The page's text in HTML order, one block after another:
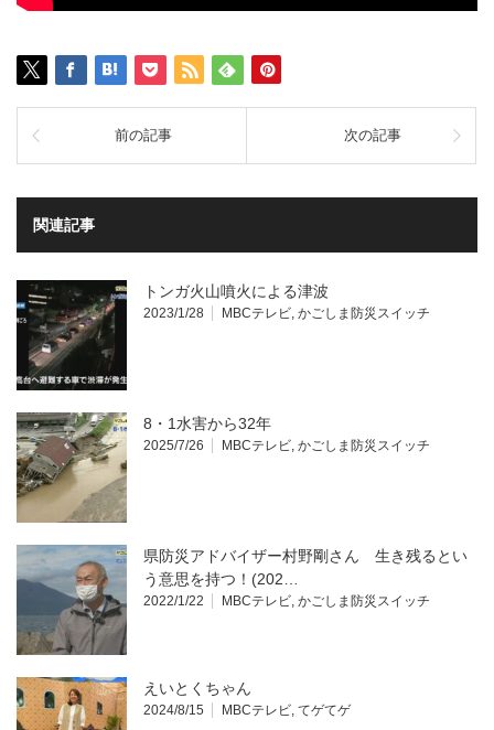
前の記事 次の記事
関連記事
トンガ火山噴火による津波
2023/1/28 MBCテレビ, かごしま防災スイッチ
8・1水害から32年
2025/7/26 MBCテレビ, かごしま防災スイッチ
県防災アドバイザー村野剛さん 生き残るとい
う意思を持つ！(202…
2022/1/22 MBCテレビ, かごしま防災スイッチ
えいとくちゃん
2024/8/15 MBCテレビ, てゲてゲ